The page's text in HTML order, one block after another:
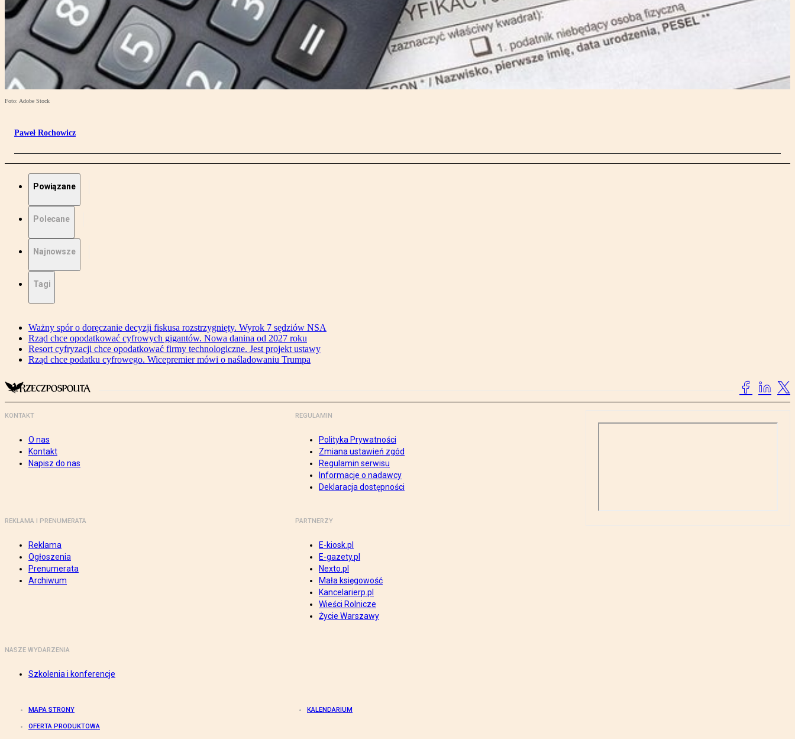
Foto: Adobe Stock
Paweł Rochowicz
Powiązane
Polecane
Najnowsze
Tagi
Ważny spór o doręczanie decyzji fiskusa rozstrzygnięty. Wyrok 7 sędziów NSA
Rząd chce opodatkować cyfrowych gigantów. Nowa danina od 2027 roku
Resort cyfryzacji chce opodatkować firmy technologiczne. Jest projekt ustawy
Rząd chce podatku cyfrowego. Wicepremier mówi o naśladowaniu Trumpa
KONTAKT
O nas
Kontakt
Napisz do nas
REGULAMIN
Polityka Prywatności
Zmiana ustawień zgód
Regulamin serwisu
Informacje o nadawcy
Deklaracja dostępności
REKLAMA I PRENUMERATA
Reklama
Ogłoszenia
Prenumerata
Archiwum
PARTNERZY
E-kiosk.pl
E-gazety.pl
Nexto.pl
Mała księgowość
Kancelarierp.pl
Wieści Rolnicze
Życie Warszawy
NASZE WYDARZENIA
Szkolenia i konferencje
MAPA STRONY KALENDARIUM
OFERTA PRODUKTOWA